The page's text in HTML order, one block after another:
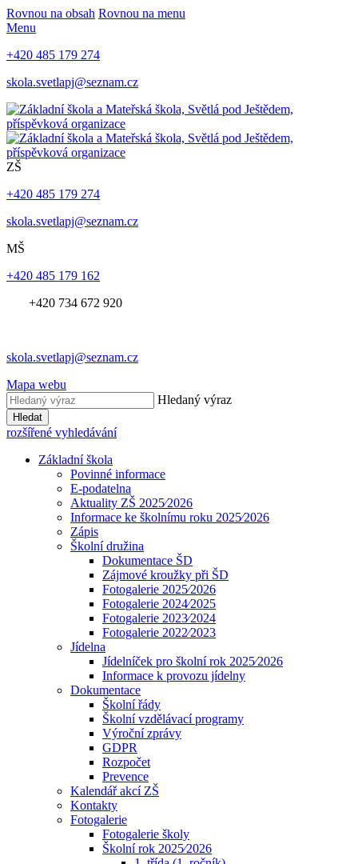
Rovnou na obsah Rovnou na menu
Menu
+420 485 179 274
skola.svetlapj@seznam.cz
ZŠ
+420 485 179 274
skola.svetlapj@seznam.cz
MŠ
+420 485 179 162
+420 734 672 920
skola.svetlapj@seznam.cz
Mapa webu
Hledaný výraz
Hledat
rozšířené vyhledávání
Základní škola
Povinné informace
E-podatelna
Aktuality ZŠ 2025⁄2026
Informace ke školnímu roku 2025⁄2026
Zápis
Školní družina
Dokumentace ŠD
Zájmové kroužky při ŠD
Fotogalerie 2025⁄2026
Fotogalerie 2024⁄2025
Fotogalerie 2023⁄2024
Fotogalerie 2022⁄2023
Jídelna
Jídelníček pro školní rok 2025⁄2026
Informace k provozu jídelny
Dokumentace
Školní řády
Školní vzdělávací programy
Výroční zprávy
GDPR
Rozpočet
Prevence
Kalendář akcí ZŠ
Kontakty
Fotogalerie
Fotogalerie školy
Školní rok 2025⁄2026